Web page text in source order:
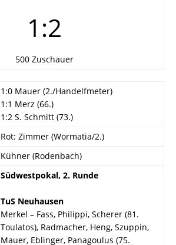
1:2
500 Zuschauer
1:0 Mauer (2./Handelfmeter)
1:1 Merz (66.)
1:2 S. Schmitt (73.)
Rot: Zimmer (Wormatia/2.)
Kühner (Rodenbach)
Südwestpokal, 2. Runde
TuS Neuhausen
Merkel – Fass, Philippi, Scherer (81.
Toulatos), Radmacher, Heng, Szuppin,
Mauer, Eblinger, Panagoulus (75.